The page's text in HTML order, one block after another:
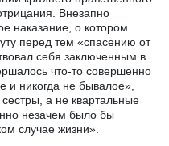
Внезапно
наказание, о котором
перед тем «спасению от
себя заключенным в
что-то совершенно
и никогда не бывалое»,
а не квартальные
незачем было бы
случае жизни».